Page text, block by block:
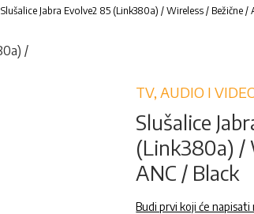
Slušalice Jabra Evolve2 85 (Link380a) / Wireless / Bežične /
TV, AUDIO I
Slušalice
(Link380a) /
ANC / Black
Budi prvi koji će napisati